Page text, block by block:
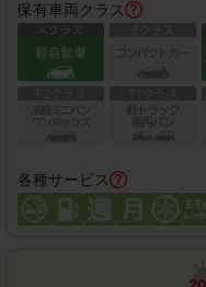
保有車両クラス
各種サービス